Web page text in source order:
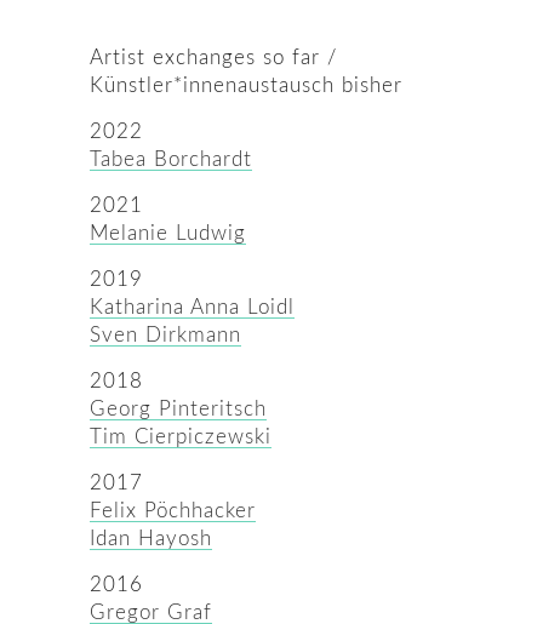
Artist exchanges so far /
Künstler*innenaustausch bisher
2022
Tabea Borchardt
2021
Melanie Ludwig
2019
Katharina Anna Loidl
Sven Dirkmann
2018
Georg Pinteritsch
Tim Cierpiczewski
2017
Felix Pöchhacker
Idan Hayosh
2016
Gregor Graf